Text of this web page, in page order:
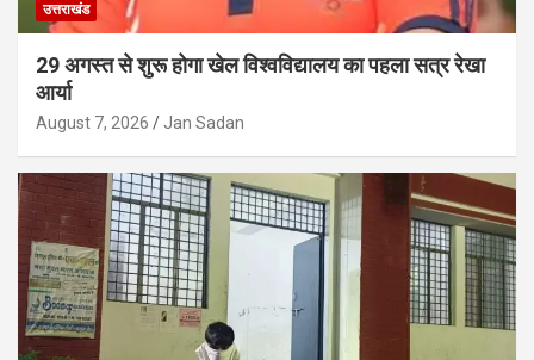
उत्तराखंड
29 अगस्त से शुरू होगा खेल विश्वविद्यालय का पहला सत्र रेखा
आर्या
August 7, 2026 Jan Sadan